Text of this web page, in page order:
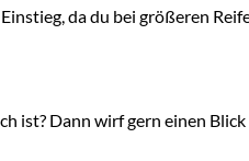
da du bei größeren
ist? Dann wirf gern einen